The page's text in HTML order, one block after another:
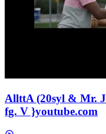
AllttA (20syl & Mr.
fg. V }youtube.com